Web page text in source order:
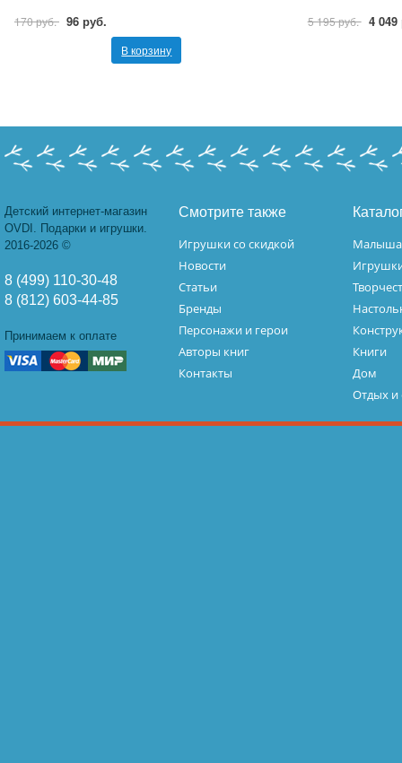
170 руб. 96 руб.
В корзину
5 195 руб. 4 049
Детский интернет-магазин
OVDI. Подарки и игрушки.
2016-2026 ©
8 (499) 110-30-48
8 (812) 603-44-85
Принимаем к оплате
Смотрите также
Игрушки со скидкой
Новости
Статьи
Бренды
Персонажи и герои
Авторы книг
Контакты
Книги
Дом
Отдых и